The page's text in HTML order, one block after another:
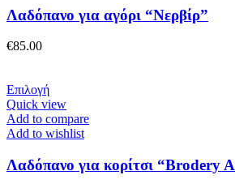
παραλλαγές.
Οι
στη
σελίδα
του
προϊόντος
Λαδόπανο για αγόρι “Νερβίρ”
€85.00
ΕπιλογήΑυτό
το
προϊόν
έχει
παραλλαγές.
Οι
Quick view
Add to compare
Add to wishlist
Λαδόπανο για κορίτσι “Brodery